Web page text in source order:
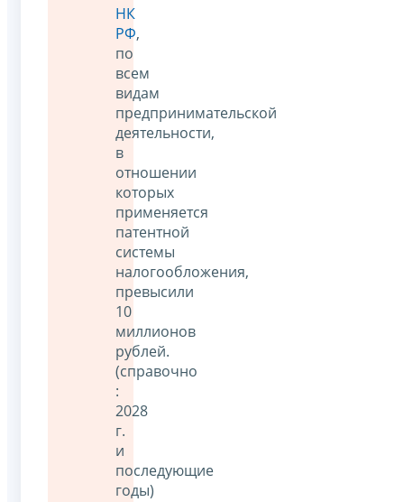
НК
РФ,
по
всем
видам
предпринимательской
деятельности,
в
отношении
которых
применяется
патентной
системы
налогообложения,
превысили
10
миллионов
рублей.
(справочно
:
2028
г.
и
последующие
годы)